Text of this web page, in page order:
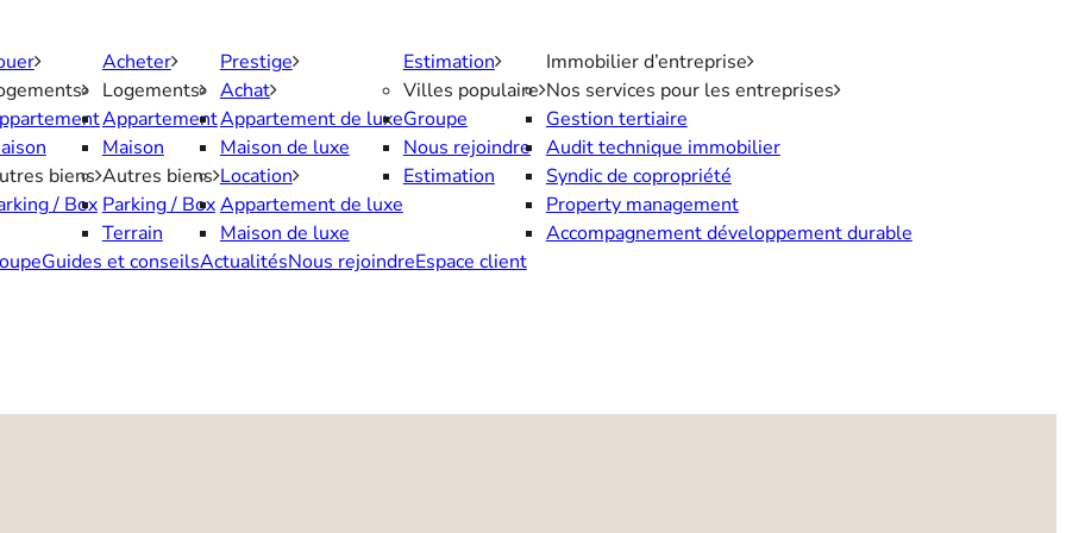
biens
/ Box
Acheter
Logements
Appartement
Maison
Autres biens
Parking / Box
Terrain
Prestige
Achat
Appartement de luxe
Maison de luxe
Location
Appartement de luxe
Maison de luxe
Estimation
Villes populaire
Groupe
Nous rejoindre
Estimation
Immobilier d’entreprise
Nos services pour les entreprises
Gestion tertiaire
Audit technique immobilier
Syndic de copropriété
Property management
Accompagnement développement durable
Guides et conseilsActualitésNous rejoindreEspace client